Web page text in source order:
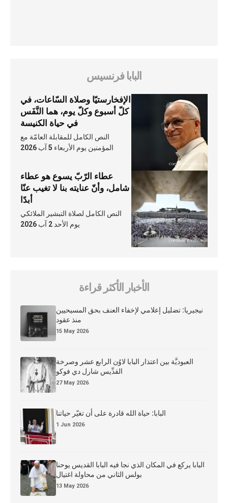
البابا فرنسيس
الإفخارستيّا وصلاة السّاعات، في
كلّ أسبوع وكلّ يوم، هما النَّفَس
في حياة الكنيسة
النص الكامل للمقابلة العامّة مع
المؤمنين يوم الأربعاء 5 آب 2026
عطاء الرّبّ يسوع هو عطاء
شامل، وأنّ عنايته بنا لا تغيب عنّا
أبدًا
النص الكامل لصلاة التبشير الملائكي
يوم الأحد 2 آب 2026
الأخبار الأكثر قراءة
نيجيريا: تضليل إعلامي لإخفاء العنف بحق المسيحيين
منذ عقود
15 May 2026
العبوديَّة بين اعتذار البابا لاوُن الرابع عشر وصرخة
القدِّيس شارل دي فوكو
27 May 2026
البابا: حياة الله قادرة على أن تغيّر حياتنا
1 Jun 2026
البابا يركع في المكان الذي نجا فيه البابا القديس يوحنا
بولس الثاني من محاولة اغتيال
13 May 2026